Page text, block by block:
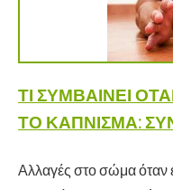
ΤΙ ΣΥΜΒΑΊΝΕΙ
ΤΟ ΚΆΠΝΙΣΜΑ:
Αλλαγές στο σώμα όταν